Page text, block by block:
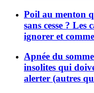
Poil au menton
sans cesse ? Les
ignorer et
Apnée du
insolites qui
alerter (autres